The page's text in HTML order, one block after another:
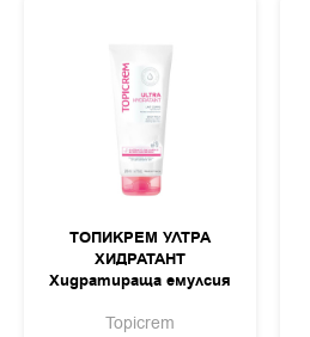
ТОПИКРЕМ УЛТРА
ХИДРАТАНТ
Хидратираща емулсия
Topicrem